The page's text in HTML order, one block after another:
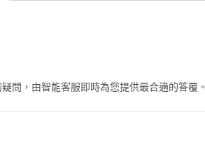
問，由智能客服即時為您提供最合適的答覆。